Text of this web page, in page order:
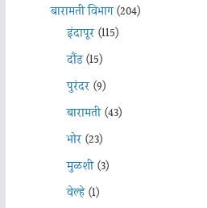
बारामती विभाग(204)
इंदापूर(115)
दौंड(15)
पुरंदर(9)
बारामती(43)
भोर(23)
मुळशी(3)
वेल्हे(1)